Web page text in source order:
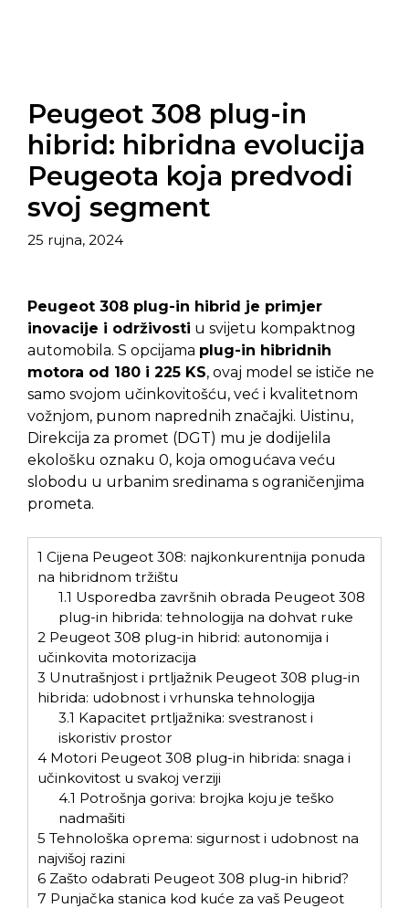
Peugeot 308 plug-in
hibrid: hibridna evolucija
Peugeota koja predvodi
svoj segment
25 rujna, 2024
Peugeot 308 plug-in hibrid je primjer
inovacije i održivosti u svijetu kompaktnog
automobila. S opcijama plug-in hibridnih
motora od 180 i 225 KS, ovaj model se ističe ne
samo svojom učinkovitošću, već i kvalitetnom
vožnjom, punom naprednih značajki. Uistinu,
Direkcija za promet (DGT) mu je dodijelila
ekološku oznaku 0, koja omogućava veću
slobodu u urbanim sredinama s ograničenjima
prometa.
1 Cijena Peugeot 308: najkonkurentnija ponuda
na hibridnom tržištu
1.1 Usporedba završnih obrada Peugeot 308
plug-in hibrida: tehnologija na dohvat ruke
2 Peugeot 308 plug-in hibrid: autonomija i
učinkovita motorizacija
3 Unutrašnjost i prtljažnik Peugeot 308 plug-in
hibrida: udobnost i vrhunska tehnologija
3.1 Kapacitet prtljažnika: svestranost i
iskoristiv prostor
4 Motori Peugeot 308 plug-in hibrida: snaga i
učinkovitost u svakoj verziji
4.1 Potrošnja goriva: brojka koju je teško
nadmašiti
5 Tehnološka oprema: sigurnost i udobnost na
najvišoj razini
6 Zašto odabrati Peugeot 308 plug-in hibrid?
7 Punjačka stanica kod kuće za vaš Peugeot